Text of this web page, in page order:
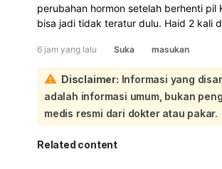
perubahan hormon setelah berhenti pil
bisa jadi tidak teratur dulu. Haid 2 kali
perdarahannya banyak, nyeri hebat,
berulang terus, sebaiknya periksa ke
Karena Anda berhenti minum pil KB
Agustus keluar darah disertai kram,
sangat mungkin dipengaruhi oleh
akibat penghentian pil. Setelah stop pil
memang bisa butuh waktu untuk
6 jam yang lalu Suka masukan
Disclaimer: Informasi yang
adalah informasi umum, bukan
medis resmi dari dokter atau pakar.
Related content